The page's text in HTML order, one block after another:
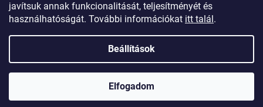
javítsuk annak funkcionalitását, teljesítményét és
használhatóságát. További információkat itt talál.
Beállítások
Elfogadom